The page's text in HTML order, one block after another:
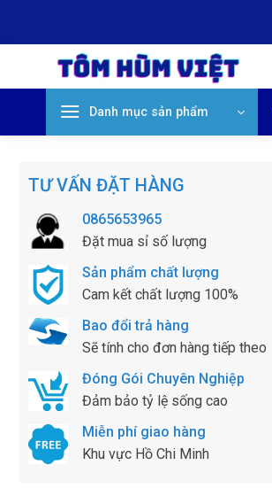
Danh mục sản phẩm
TƯ VẤN ĐẶT HÀNG
0865653965
Đặt mua sỉ số lượng
Sản phẩm chất lượng
Cam kết chất lượng 100%
Bao đổi trả hàng
Sẽ tính cho đơn hàng tiếp theo
Đóng Gói Chuyên Nghiệp
Đảm bảo tỷ lệ sống cao
Miễn phí giao hàng
Khu vực Hồ Chi Minh